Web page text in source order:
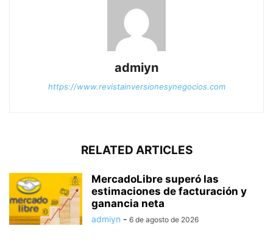
admiyn
https://www.revistainversionesynegocios.com
RELATED ARTICLES
MercadoLibre superó las
estimaciones de facturación y
ganancia neta
admiyn - 6 de agosto de 2026